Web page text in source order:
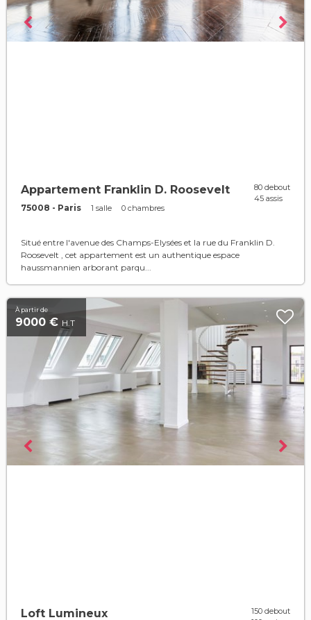
Appartement Franklin D. Roosevelt
75008 - Paris 1 salle 0 chambres
80 debout
45 assis
Situé entre l'avenue des Champs-Elysées et la rue du Franklin D.
Roosevelt , cet appartement est un authentique espace
haussmannien arborant parqu...
À partir de
9000 € H.T
Loft Lumineux
150 debout